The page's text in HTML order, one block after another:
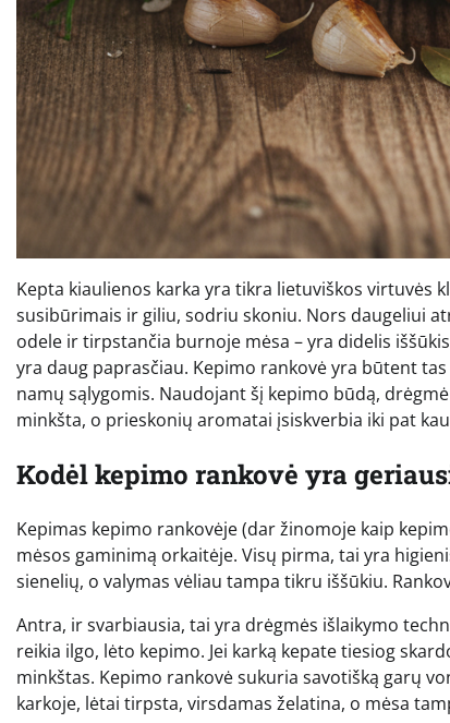
Kepta kiaulienos karka yra tikra lietuviškos virtuvės
susibūrimais ir giliu, sodriu skoniu. Nors daugeliui
odele ir tirpstančia burnoje mėsa – yra didelis
yra daug paprasčiau. Kepimo rankovė yra būtent
namų sąlygomis. Naudojant šį kepimo būdą,
minkšta, o prieskonių aromatai įsiskverbia iki pat
Kodėl kepimo rankovė yra
Kepimas kepimo rankovėje (dar žinomoje kaip
mėsos gaminimą orkaitėje. Visų pirma, tai yra
sienelių, o valymas vėliau tampa tikru iššūkiu.
Antra, ir svarbiausia, tai yra drėgmės išlaikymo
reikia ilgo, lėto kepimo. Jei karką kepate tiesiog
minkštas. Kepimo rankovė sukuria savotišką garų
karkoje, lėtai tirpsta, virsdamas želatina, o mėsa